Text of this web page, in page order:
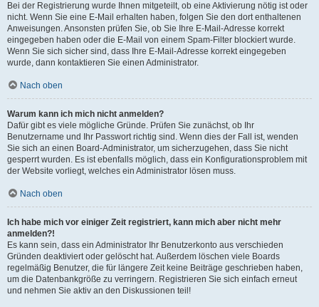
Bei der Registrierung wurde Ihnen mitgeteilt, ob eine Aktivierung nötig ist oder
nicht. Wenn Sie eine E-Mail erhalten haben, folgen Sie den dort enthaltenen
Anweisungen. Ansonsten prüfen Sie, ob Sie Ihre E-Mail-Adresse korrekt
eingegeben haben oder die E-Mail von einem Spam-Filter blockiert wurde.
Wenn Sie sich sicher sind, dass Ihre E-Mail-Adresse korrekt eingegeben
wurde, dann kontaktieren Sie einen Administrator.
Nach oben
Warum kann ich mich nicht anmelden?
Dafür gibt es viele mögliche Gründe. Prüfen Sie zunächst, ob Ihr
Benutzername und Ihr Passwort richtig sind. Wenn dies der Fall ist, wenden
Sie sich an einen Board-Administrator, um sicherzugehen, dass Sie nicht
gesperrt wurden. Es ist ebenfalls möglich, dass ein Konfigurationsproblem mit
der Website vorliegt, welches ein Administrator lösen muss.
Nach oben
Ich habe mich vor einiger Zeit registriert, kann mich aber nicht mehr
anmelden?!
Es kann sein, dass ein Administrator Ihr Benutzerkonto aus verschieden
Gründen deaktiviert oder gelöscht hat. Außerdem löschen viele Boards
regelmäßig Benutzer, die für längere Zeit keine Beiträge geschrieben haben,
um die Datenbankgröße zu verringern. Registrieren Sie sich einfach erneut
und nehmen Sie aktiv an den Diskussionen teil!